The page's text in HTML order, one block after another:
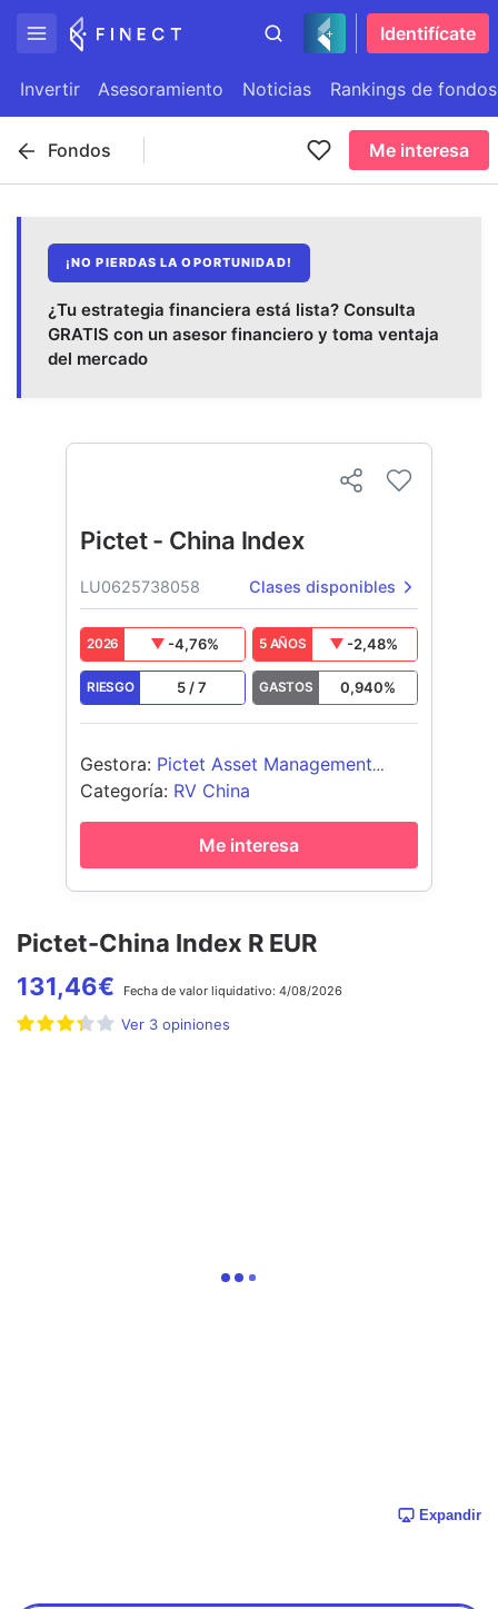
Identifícate
Invertir Asesoramiento Noticias Rankings de fondos
Fondos Me interesa
¡NO PIERDAS LA OPORTUNIDAD!
¿Tu estrategia financiera está lista? Consulta
GRATIS con un asesor financiero y toma ventaja
del mercado
Pictet-China Index R EUR
131,46€ Fecha de valor liquidativo: 4/08/2026
Ver 3 opiniones
Expandir
Pictet - China Index
LU0625738058 Clases disponibles
2026 -4,76% 5 AÑOS -2,48%
RIESGO 5 /7 GASTOS 0,940%
Gestora: Pictet Asset Management
(Europe) SA
Categoría: RV China
Me interesa